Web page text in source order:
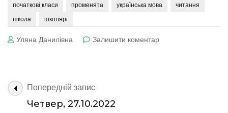
початкові класи
променята українська мова
читання
школа
школярі
Уляна Данилівна Залишити коментардо
Навігація
по
Попередній запис
Четвер, 27.10.2022